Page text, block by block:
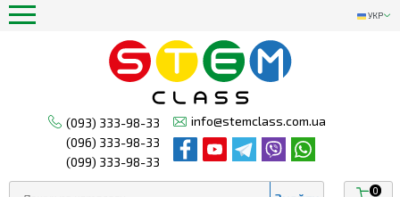
УКР
(093) 333-98-33
(096) 333-98-33
(099) 333-98-33
info@stemclass.com.ua
0